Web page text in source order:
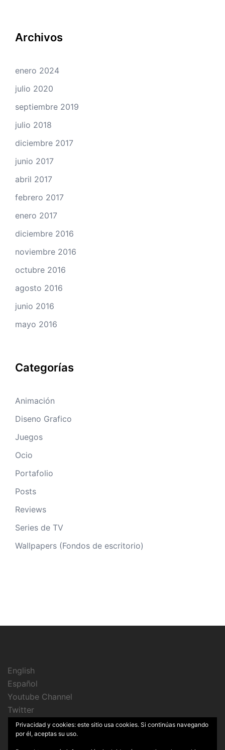
Archivos
enero 2024
julio 2020
septiembre 2019
julio 2018
diciembre 2017
junio 2017
abril 2017
febrero 2017
enero 2017
diciembre 2016
noviembre 2016
octubre 2016
agosto 2016
junio 2016
mayo 2016
Categorías
Animación
Diseno Grafico
Juegos
Ocio
Portafolio
Posts
Reviews
Series de TV
Wallpapers (Fondos de escritorio)
English
Español
Youtube Channel
Twitter
Instagram
Privacidad y cookies: este sitio usa cookies. Si continúas navegando
por él, aceptas su uso.